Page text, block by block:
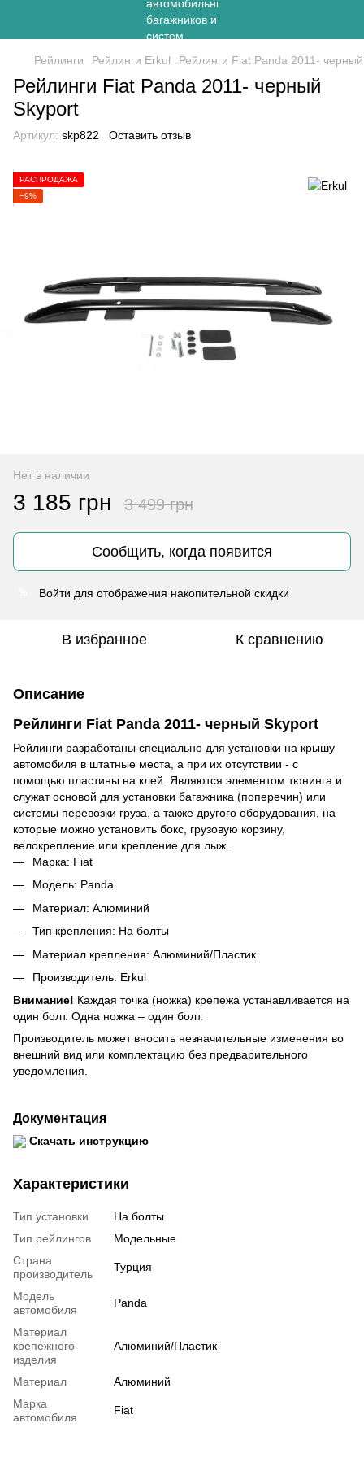
Рейлинги Рейлинги Erkul Рейлинги Fiat Panda 2011-
Рейлинги Fiat Panda 2011- черный
Skyport
Артикул: skp822 Оставить отзыв
РАСПРОДАЖА
−9%
Нет в наличии
3 185 грн 3 499 грн
Сообщить, когда появится
Войти для отображения накопительной скидки
В избранное К сравнению
Описание
Рейлинги Fiat Panda 2011- черный Skyport
Рейлинги разработаны специально для установки на крышу
автомобиля в штатные места, а при их отсутствии - с
помощью пластины на клей. Являются элементом тюнинга и
служат основой для установки багажника (поперечин) или
системы перевозки груза, а также другого оборудования, на
которые можно установить бокс, грузовую корзину,
велокрепление или крепление для лыж.
Марка: Fiat
Модель: Panda
Материал: Алюминий
Тип крепления: На болты
Материал крепления: Алюминий/Пластик
Производитель: Erkul
Внимание! Каждая точка (ножка) крепежа устанавливается на
один болт. Одна ножка – один болт.
Производитель может вносить незначительные изменения во
внешний вид или комплектацию без предварительного
уведомления.
Документация
Скачать инструкцию
Характеристики
Тип установки
На болты
Тип рейлингов
Модельные
Страна
производитель
Турция
Модель
автомобиля
Panda
Материал
крепежного
изделия
Алюминий/Пластик
Материал
Алюминий
Марка
автомобиля
Fiat